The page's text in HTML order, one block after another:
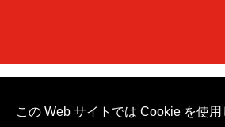
この Web サイトでは Cookie を使